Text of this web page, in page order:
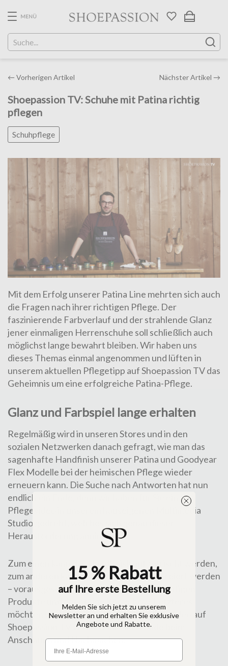
content
MENÜ
Post
← Vorherigen Artikel Nächster Artikel →
Shoepassion TV: Schuhe mit Patina richtig
pflegen
Schuhpflege
Mit dem Erfolg unserer Patina Line mehrten sich auch
die Fragen nach ihrer richtigen Pflege. Der
faszinierende Farbverlauf und der strahlende Glanz
jener einmaligen Herrenschuhe soll schließlich auch
möglichst lange bewahrt bleiben. Wir haben uns
dieses Themas einmal angenommen und lüften in
unserem aktuellen Pflegetipp auf Shoepassion TV das
Geheimnis um eine erfolgreiche Patina-Pflege.
Glanz und Farbspiel lange erhalten
Regelmäßig wird in unseren Stores und in den
sozialen Netzwerken danach gefragt, wie man das
sagenhafte Handfinish unserer Patina und Goodyear
Flex Modelle bei der heimischen Pflege wieder
erneuern kann. Die Suche nach Antworten hat nun
endlich ein Ende, denn wir haben für Sie ein
Pflegevideo in unserem hauseigenen Multimedia
Studio gedreht, welches sich genau dieser
Herausforderung annimmt.
Zum einen kann das Handfinish aufgefrischt werden,
zum anderen kann es auch selbständig kreiert werden
– vorausgesetzt, man verfügt über die richtigen
Produkte und das nötige Know-how. Letzteres
möchten wir Ihnen in unserem aktuellen Video auf
Shoepassion TV vermitteln. Viel Freude beim
Anschauen und Nachmachen:
15 % Rabatt
auf Ihre erste Bestellung
Melden Sie sich jetzt zu unserem
Newsletter an und erhalten Sie exklusive
Angebote und Rabatte.